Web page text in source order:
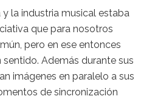
la industria musical estaba
que para nosotros
pero en ese entonces
Además durante sus
imágenes en paralelo a sus
de sincronización